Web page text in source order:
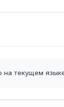
на текущем